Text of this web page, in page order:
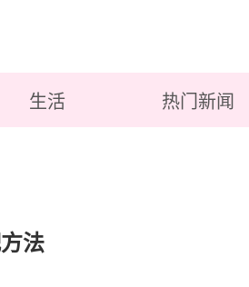
生活 热门新闻
法